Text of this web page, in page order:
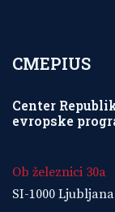
CMEPIUS
Center
evropske
Ob železnici 30a
SI-1000 Ljubljana